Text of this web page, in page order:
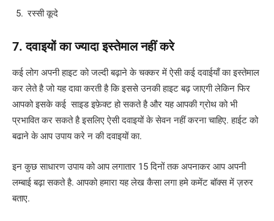
रस्सी कूदे
7. दवाइयों का ज्यादा इस्तेमाल नहीं करे
कई लोग अपनी हाइट को जल्दी बढ़ाने के चक्कर में ऐसी कई दवाईयाँ का इस्तेमाल
कर लेते है जो यह दावा करती है कि इससे उनकी हाइट बढ़ जाएगी लेकिन फिर
आपको इसके कई साइड इफ़ेक्ट हो सकते है और यह आपकी ग्रोथ को भी
प्रभावित कर सकते है इसलिए ऐसी दवाइयों के सेवन नहीं करना चाहिए. हाईट को
बढाने के आप उपाय करे न की दवाइयों का.
इन कुछ साधारण उपाय को आप लगातार 15 दिनों तक अपनाकर आप अपनी
लम्बाई बढ़ा सकते है. आपको हमारा यह लेख कैसा लगा हमे कमेंट बॉक्स में ज़रुर
बताए.